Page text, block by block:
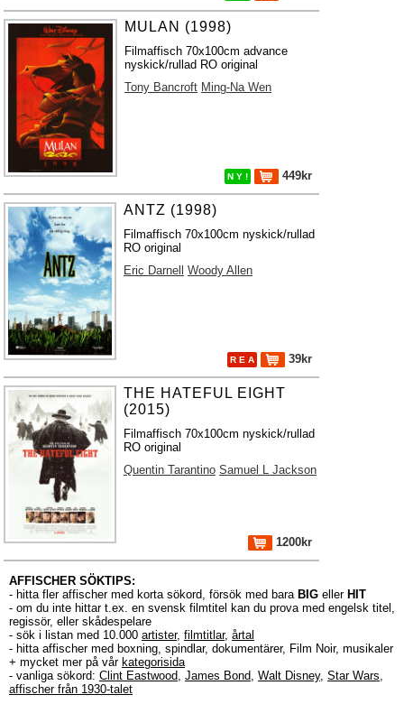
MULAN (1998)
Filmaffisch 70x100cm advance
nyskick/rullad RO original
Tony Bancroft Ming-Na Wen
N Y ! 449kr
ANTZ (1998)
Filmaffisch 70x100cm nyskick/rullad
RO original
Eric Darnell
Woody Allen
R E A 39kr
THE HATEFUL EIGHT
(2015)
Filmaffisch 70x100cm nyskick/rullad
RO original
Quentin Tarantino Samuel L Jackson
1200kr
AFFISCHER SÖKTIPS:
- hitta fler affischer med korta sökord, försök med bara BIG eller HIT
- om du inte hittar t.ex. en svensk filmtitel kan du prova med engelsk titel,
regissör, eller skådespelare
- sök i listan med 10.000 artister, filmtitlar, årtal
- hitta affischer med boxning, spindlar, dokumentärer, Film Noir, musikaler
+ mycket mer på vår kategorisida
- vanliga sökord: Clint Eastwood, James Bond, Walt Disney, Star Wars,
affischer från 1930-talet